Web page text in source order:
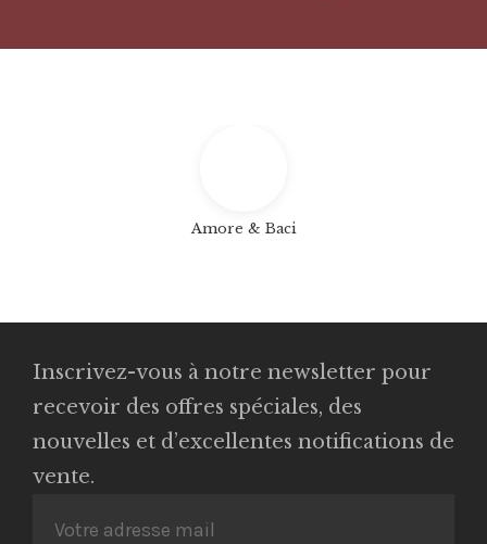
Amore & Baci
Inscrivez-vous à notre newsletter pour
recevoir des offres spéciales, des
nouvelles et d’excellentes notifications de
vente.